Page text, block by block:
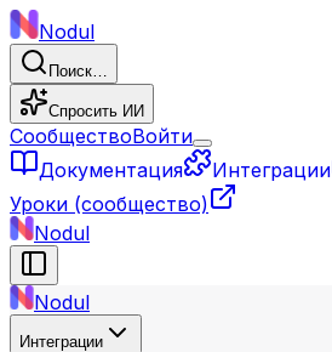
Nodul
Поиск…
Спросить ИИ
СообществоВойти
Документация
Интеграции
Уроки (сообщество)
Nodul
Nodul
Интеграции